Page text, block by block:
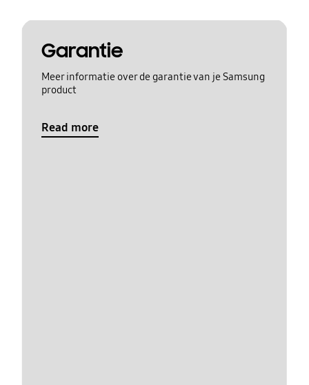
Garantie
Meer informatie over de garantie van je Samsung
product
Read more